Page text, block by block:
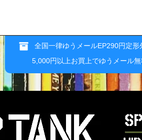
全国一律ゆうメールEP290円定
5,000円以上お買上でゆうメール